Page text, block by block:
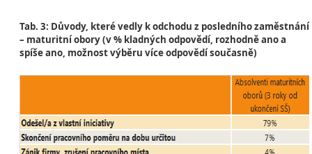
Tab. 3: Důvody, které vedly k odchodu z posledního zaměstnání
– maturitní obory (v % kladných odpovědí, rozhodně ano a
spíše ano, možnost výběru více odpovědí současně)